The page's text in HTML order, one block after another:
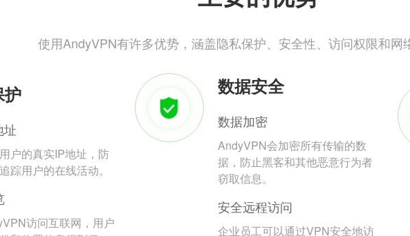
使用AndyVPN有许多优势，涵盖隐私保护、安全性、访问权限和网
护
址
户的真实IP地址，防
踪用户的在线活动。
访问互联网，用户
数据安全
数据加密
AndyVPN会加密所有传输的数
据，防止黑客和其他恶意行为者
窃取信息。
安全远程访问
企业员工可以通过VPN安全地访